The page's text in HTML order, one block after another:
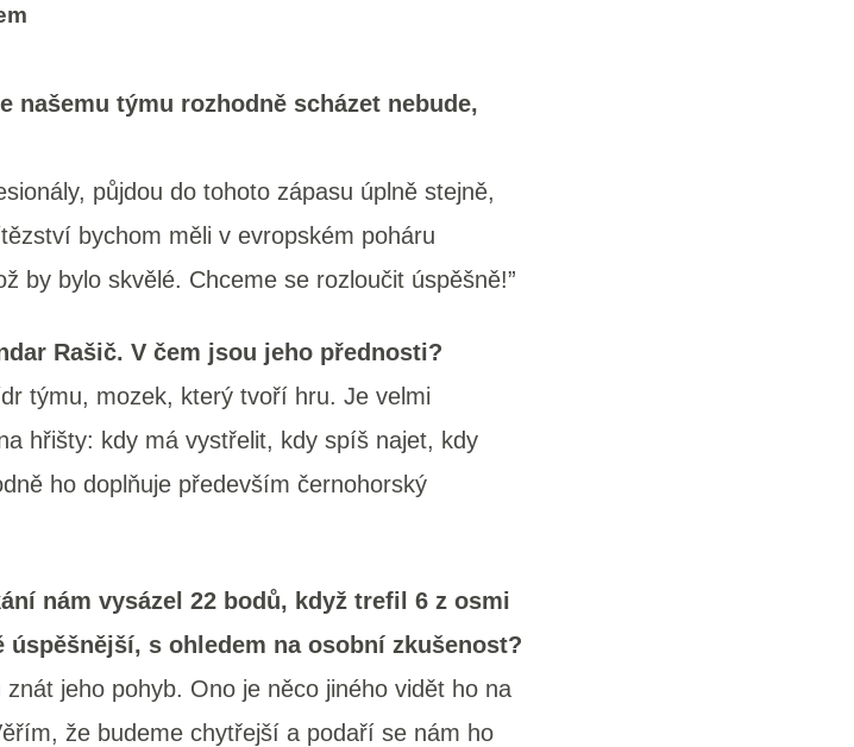
našemu týmu rozhodně scházet nebude,
půjdou do tohoto zápasu úplně stejně,
bychom měli v evropském poháru
by bylo skvělé. Chceme se rozloučit úspěšně!”
Rašič. V čem jsou jeho přednosti?
týmu, mozek, který tvoří hru. Je velmi
hřišty: kdy má vystřelit, kdy spíš najet, kdy
ho doplňuje především černohorský
nám vysázel 22 bodů, když trefil 6 z osmi
s ohledem na osobní zkušenost?
jeho pohyb. Ono je něco jiného vidět ho na
že budeme chytřejší a podaří se nám ho